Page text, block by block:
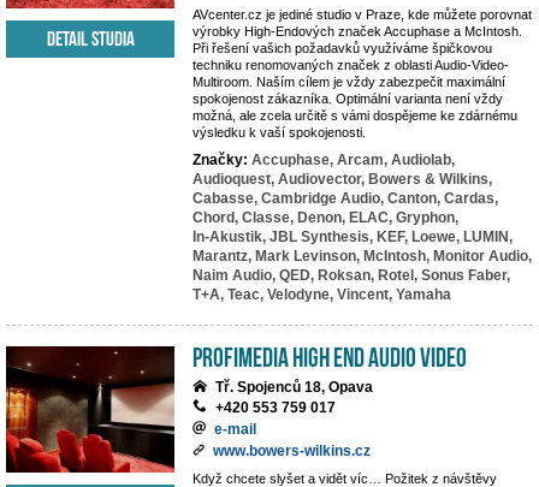
AVcenter.cz je jediné studio v Praze, kde můžete porovnat
výrobky High-Endových značek Accuphase a McIntosh.
Při řešení vašich požadavků využíváme špičkovou
techniku renomovaných značek z oblasti Audio-Video-
Multiroom. Naším cílem je vždy zabezpečit maximální
spokojenost zákazníka. Optimální varianta není vždy
možná, ale zcela určitě s vámi dospějeme ke zdárnému
výsledku k vaší spokojenosti.
Značky: Accuphase, Arcam, Audiolab,
Audioquest, Audiovector, Bowers & Wilkins,
Cabasse, Cambridge Audio, Canton, Cardas,
Chord, Classe, Denon, ELAC, Gryphon,
In-Akustik, JBL Synthesis, KEF, Loewe, LUMIN,
Marantz, Mark Levinson, McIntosh, Monitor Audio,
Naim Audio, QED, Roksan, Rotel, Sonus Faber,
T+A, Teac, Velodyne, Vincent, Yamaha
Detail studia
PROFIMEDIA High End Audio Video
Tř. Spojenců 18, Opava
+420 553 759 017
e-mail
www.bowers-wilkins.cz
Když chcete slyšet a vidět víc… Požitek z návštěvy